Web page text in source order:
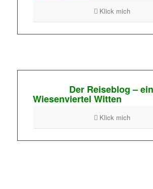
Klick mich
Der Reiseblog –
Wiesenviertel Witten
Klick mich